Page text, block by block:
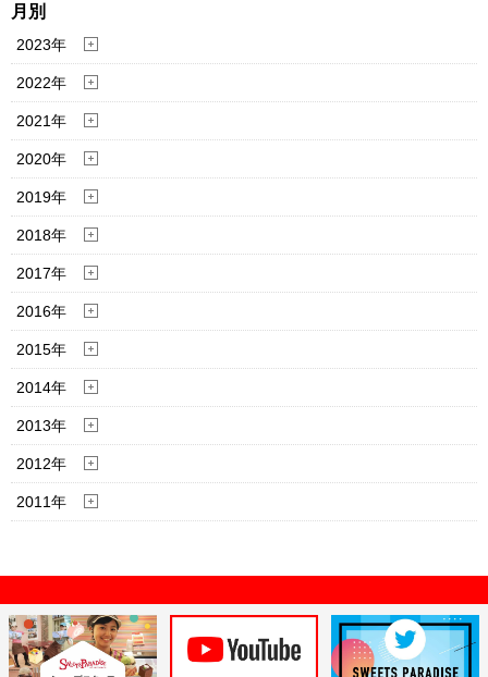
月別
2023年
2022年
2021年
2020年
2019年
2018年
2017年
2016年
2015年
2014年
2013年
2012年
2011年